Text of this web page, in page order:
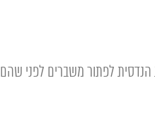
הנדסית לפתור משברים לפני שהם